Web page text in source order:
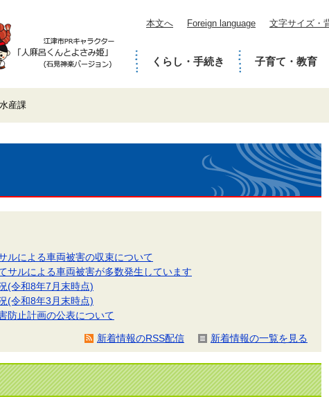
本文へ Foreign language 文字サイズ・
くらし・手続き 子育て・教育
産課
ルによる車両被害の収束について
サルによる車両被害が多数発生しています
(令和8年7月末時点)
(令和8年3月末時点)
防止計画の公表について
新着情報のRSS配信 新着情報の一覧を見る